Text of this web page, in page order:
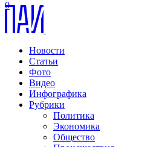
Новости
Статьи
Фото
Видео
Инфографика
Рубрики
Политика
Экономика
Общество
0